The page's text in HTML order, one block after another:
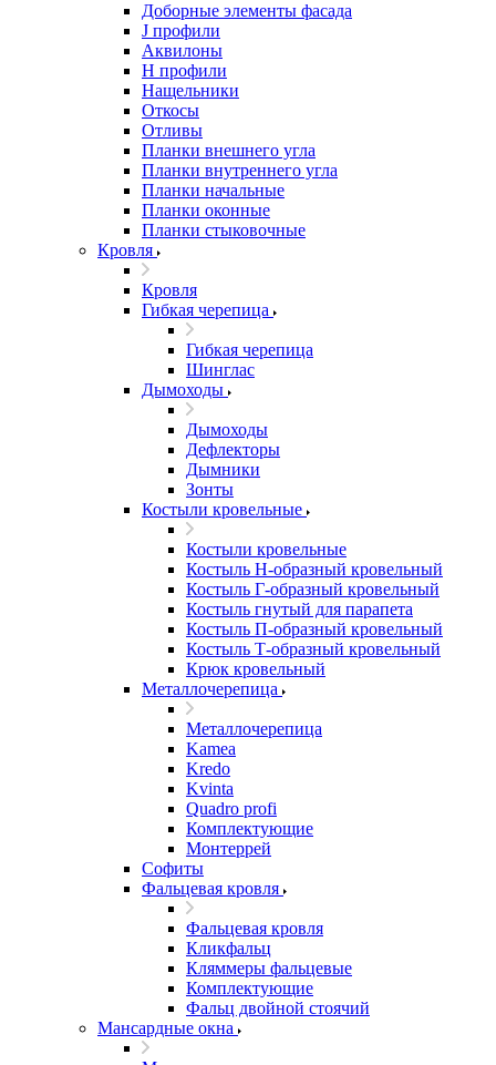
Доборные элементы фасада
J профили
Аквилоны
Н профили
Нащельники
Откосы
Отливы
Планки внешнего угла
Планки внутреннего угла
Планки начальные
Планки оконные
Планки стыковочные
Кровля
Кровля
Гибкая черепица
Гибкая черепица
Шинглас
Дымоходы
Дымоходы
Дефлекторы
Дымники
Зонты
Костыли кровельные
Костыли кровельные
Костыль H-образный кровельный
Костыль Г-образный кровельный
Костыль гнутый для парапета
Костыль П-образный кровельный
Костыль Т-образный кровельный
Крюк кровельный
Металлочерепица
Металлочерепица
Kamea
Kredo
Kvinta
Quadro profi
Комплектующие
Монтеррей
Софиты
Фальцевая кровля
Фальцевая кровля
Кликфальц
Кляммеры фальцевые
Комплектующие
Фальц двойной стоячий
Мансардные окна